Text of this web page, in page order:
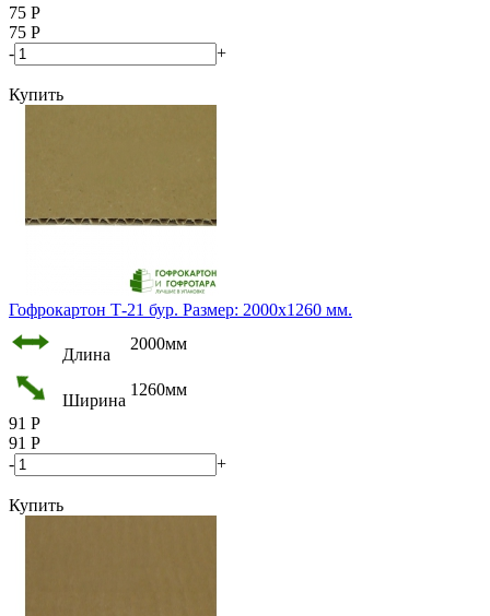
75 Р
75 Р
-
+
Купить
Гофрокартон Т-21 бур. Размер: 2000х1260 мм.
Длина
2000мм
Ширина
1260мм
91 Р
91 Р
-
+
Купить